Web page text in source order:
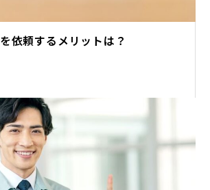
依頼するメリットは？